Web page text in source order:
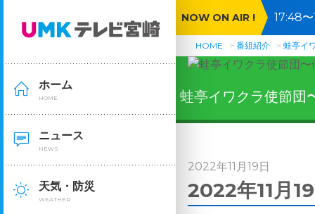
ホーム
HOME
ニュース
NEWS
天気・防災
WEATHER
NOW ON AIR !
17:48
語る▼
HOME 番組紹介 蛙亭イ
蛙亭イワクラ使節団
2022年11月19日
2022年11月